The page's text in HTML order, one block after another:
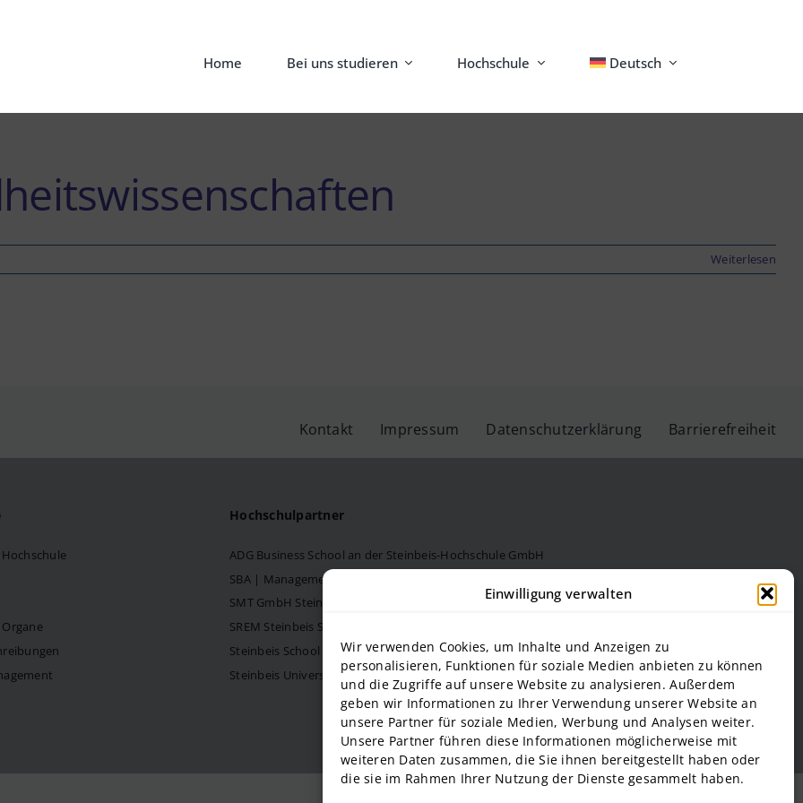
Einwilligung verwalten
Wir verwenden Cookies, um Inhalte und Anzeigen zu
personalisieren, Funktionen für soziale Medien anbieten zu können
und die Zugriffe auf unsere Website zu analysieren. Außerdem
geben wir Informationen zu Ihrer Verwendung unserer Website an
unsere Partner für soziale Medien, Werbung und Analysen weiter.
Unsere Partner führen diese Informationen möglicherweise mit
weiteren Daten zusammen, die Sie ihnen bereitgestellt haben oder
die sie im Rahmen Ihrer Nutzung der Dienste gesammelt haben.
Home Bei uns studieren Hochschule Deutsch
Weiterlesen
Kontakt Impressum Datenschutzerklärung Barrierefreiheit
Hochschulpartner
ADG Business School an der Steinbeis-Hochschule GmbH
SBA | Management School der Steinbeis Hochschule
SMT GmbH Steinbeis School of Management and Technology
SREM Steinbeis School für Real Estate and Management gGmbH
Steinbeis School of International Business and Entrepreneurship (SIBE) GmbH
Steinbeis University – Schools of Next Practices GmbH